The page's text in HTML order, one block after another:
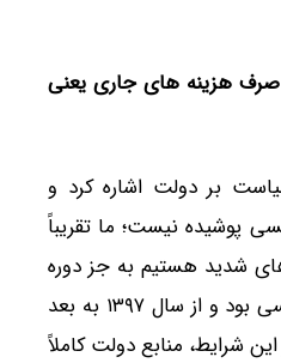
هزینه های جاری یعنی
بر دولت اشاره کرد و
پوشیده نیست؛ ما تقریباً
تحریم‌های شدید هستیم به جز دوره
کوتاه اجرای برجام که تنفسی بود و از سال ۱۳۹۷ به بعد
شرایط، منابع دولت کاملاً